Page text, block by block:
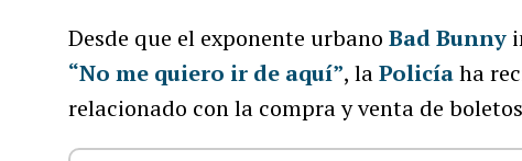
Desde que el exponente urbanoBad Bunny
“No me quiero ir de aquí”, laPolicíaha
relacionado con la compra y venta de